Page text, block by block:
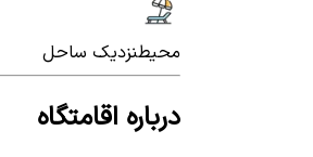
محیطنزدیک ساحل
درباره اقامتگاه